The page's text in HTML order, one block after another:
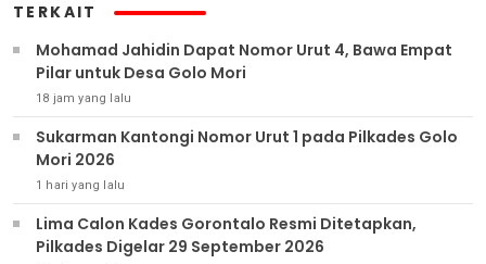
TERKAIT
Mohamad Jahidin Dapat Nomor Urut 4, Bawa Empat
Pilar untuk Desa Golo Mori
18 jam yang lalu
Sukarman Kantongi Nomor Urut 1 pada Pilkades Golo
Mori 2026
1 hari yang lalu
Lima Calon Kades Gorontalo Resmi Ditetapkan,
Pilkades Digelar 29 September 2026